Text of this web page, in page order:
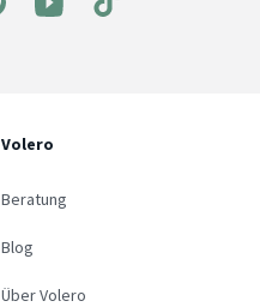
Volero
Beratung
Blog
Über Volero